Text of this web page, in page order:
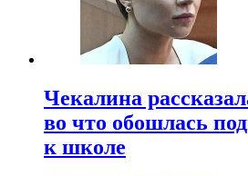
Чекалина
во что обошлась
к школе